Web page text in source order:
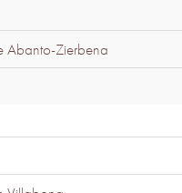
Abanto-Zierbena